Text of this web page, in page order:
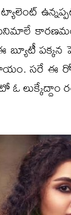
సినిమాలే
ఈ బ్యూటీ
సరే ఈ
లుక్కేద్దాం